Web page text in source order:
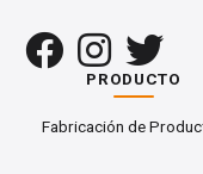
permite
superficies
PRODUCTO
Fabricación de